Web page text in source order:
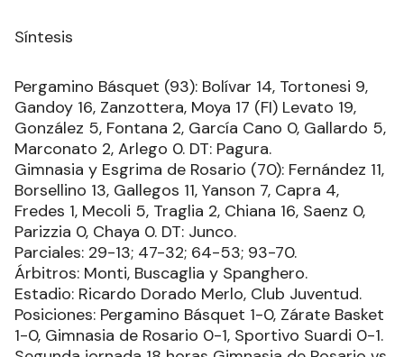
Síntesis
Pergamino Básquet (93): Bolívar 14, Tortonesi 9,
Gandoy 16, Zanzottera, Moya 17 (FI) Levato 19,
González 5, Fontana 2, García Cano 0, Gallardo 5,
Marconato 2, Arlego 0. DT: Pagura.
Gimnasia y Esgrima de Rosario (70): Fernández 11,
Borsellino 13, Gallegos 11, Yanson 7, Capra 4,
Fredes 1, Mecoli 5, Traglia 2, Chiana 16, Saenz 0,
Parizzia 0, Chaya 0. DT: Junco.
Parciales: 29-13; 47-32; 64-53; 93-70.
Árbitros: Monti, Buscaglia y Spanghero.
Estadio: Ricardo Dorado Merlo, Club Juventud.
Posiciones: Pergamino Básquet 1-0, Zárate Basket
1-0, Gimnasia de Rosario 0-1, Sportivo Suardi 0-1.